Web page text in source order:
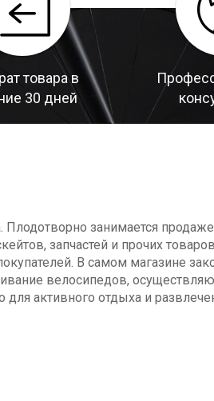
товара в
30 дней
Плодотворно занимается
запчастей и прочих
В самом магазине
велосипедов,
для активного отдыха и